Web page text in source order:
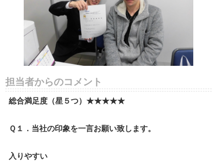
担当者からのコメント
総合満足度（星５つ）★★★★★
Ｑ１．当社の印象を一言お願い致します。
入りやすい